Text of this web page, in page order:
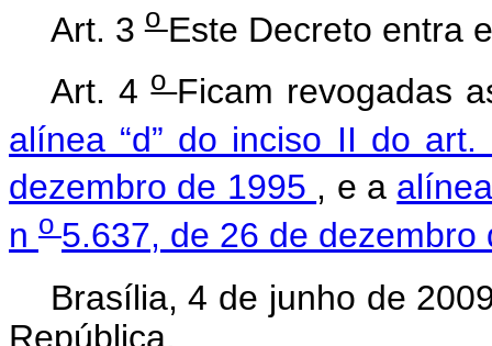
Art. 3o Este Decreto entra
Art. 4o Ficam revogadas
alínea “d” do inciso II do
dezembro de 1995 , e a
n o 5.637, de 26 de dezembro
Brasília, 4 de junho de
República.